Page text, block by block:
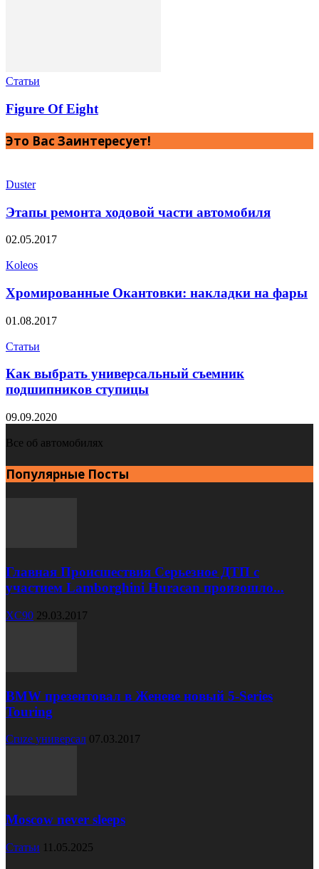
Статьи
Figure Of Eight
Это Вас Заинтересует!
Duster
Этапы ремонта ходовой части автомобиля
02.05.2017
Koleos
Хромированные Окантовки: накладки на фары
01.08.2017
Статьи
Как выбрать универсальный съемник
подшипников ступицы
09.09.2020
Все об автомобилях
Популярные Посты
Главная Происшествия Серьезное ДТП с
участием Lamborghini Huracan произошло...
XC90 29.03.2017
BMW презентовал в Женеве новый 5-Series
Touring
Cruze универсал 07.03.2017
Moscow never sleeps
Статьи 11.05.2025